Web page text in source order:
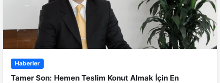
Haberler
Tamer Son: Hemen Teslim Konut Almak İçin En